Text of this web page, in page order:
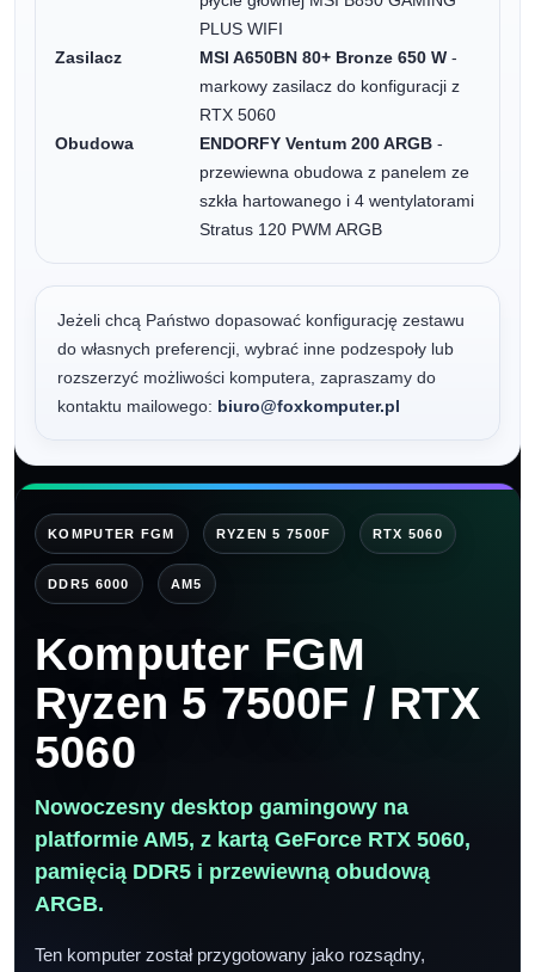
PLUS WIFI
Zasilacz
MSI A650BN 80+ Bronze 650 W -
markowy zasilacz do konfiguracji z
RTX 5060
Obudowa
ENDORFY Ventum 200 ARGB -
przewiewna obudowa z panelem ze
szkła hartowanego i 4 wentylatorami
Stratus 120 PWM ARGB
Jeżeli chcą Państwo dopasować konfigurację zestawu
do własnych preferencji, wybrać inne podzespoły lub
rozszerzyć możliwości komputera, zapraszamy do
kontaktu mailowego: biuro@foxkomputer.pl
KOMPUTER FGM RYZEN 5 7500F RTX 5060
DDR5 6000 AM5
Komputer FGM
Ryzen 5 7500F / RTX
5060
Nowoczesny desktop gamingowy na
platformie AM5, z kartą GeForce RTX 5060,
pamięcią DDR5 i przewiewną obudową
ARGB.
Ten komputer został przygotowany jako rozsądny,